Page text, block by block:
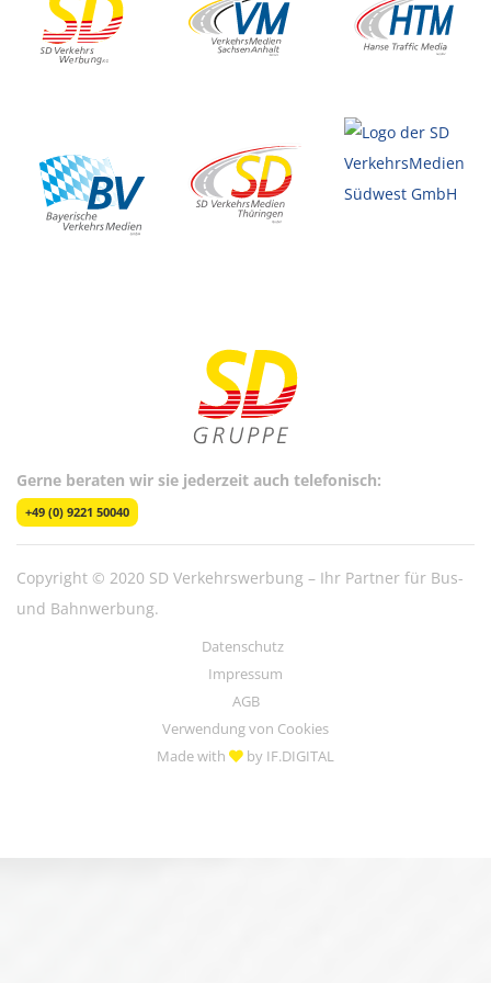
Gerne beraten wir sie jederzeit auch telefonisch:
+49 (0) 9221 50040
Copyright © 2020 SD Verkehrswerbung – Ihr Partner für Bus-
und Bahnwerbung.
Datenschutz
Impressum
AGB
Verwendung von Cookies
Made with
by IF.DIGITAL